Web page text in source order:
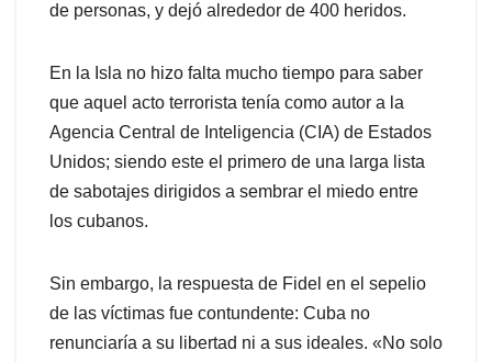
de personas, y dejó alrededor de 400 heridos.
En la Isla no hizo falta mucho tiempo para saber
que aquel acto terrorista tenía como autor a la
Agencia Central de Inteligencia (CIA) de Estados
Unidos; siendo este el primero de una larga lista
de sabotajes dirigidos a sembrar el miedo entre
los cubanos.
Sin embargo, la respuesta de Fidel en el sepelio
de las víctimas fue contundente: Cuba no
renunciaría a su libertad ni a sus ideales. «No solo